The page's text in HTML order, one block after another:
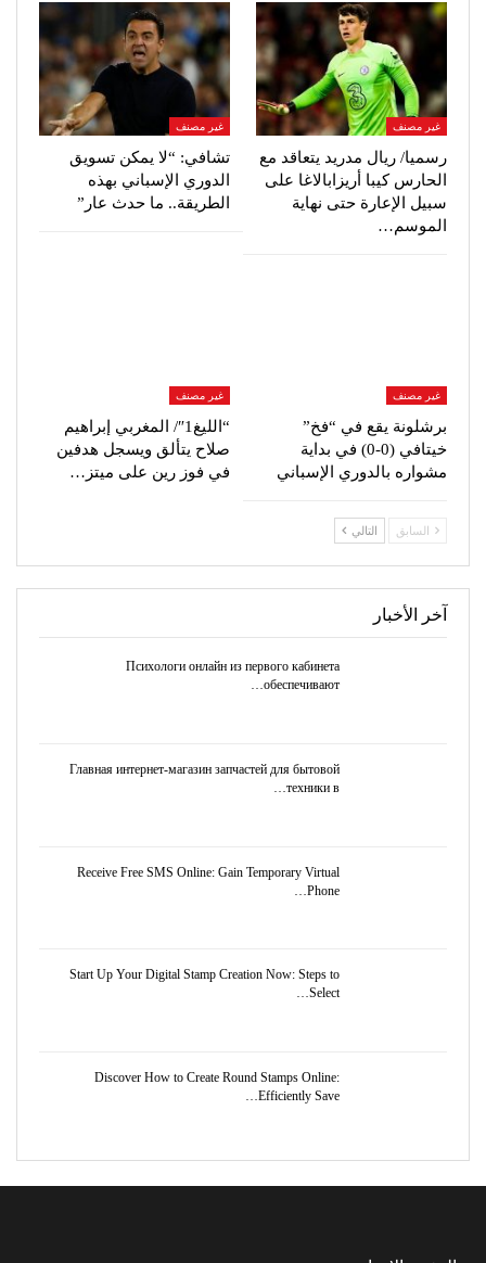
غير مصنف
رسميا/ ريال مدريد يتعاقد مع
الحارس كيبا أريزابالاغا على
سبيل الإعارة حتى نهاية
الموسم…
غير مصنف
تشافي: “لا يمكن تسويق
الدوري الإسباني بهذه
الطريقة.. ما حدث عار”
غير مصنف
برشلونة يقع في “فخ”
خيتافي (0-0) في بداية
مشواره بالدوري الإسباني
غير مصنف
“الليغ1″/ المغربي إبراهيم
صلاح يتألق ويسجل هدفين
في فوز رين على ميتز…
السابق التالي
آخر الأخبار
Психологи онлайн из первого кабинета
обеспечивают…
Главная интернет-магазин запчастей для бытовой
техники в…
Receive Free SMS Online: Gain Temporary Virtual
Phone…
Start Up Your Digital Stamp Creation Now: Steps to
Select…
Discover How to Create Round Stamps Online:
Efficiently Save…